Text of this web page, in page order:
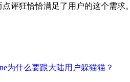
评狂恰恰满足了用户的这个需求。
为什么要跟大陆用户躲猫猫？